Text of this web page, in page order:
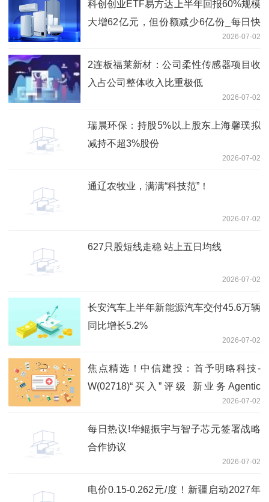
科创创业ETF易方达上半年回报60%规模
大增62亿元，但份额减少6亿份_每日快
2026-07-02
2连板福莱新材：公司柔性传感器项目收
入占公司整体收入比重极低
2026-07-02
瑞晨环保：持股5%以上股东上海馨璞拟
减持不超3%股份
2026-07-02
通辽农牧业，满满“科技范”！
2026-07-02
627只股短线走稳 站上五日均线
2026-07-02
长安汽车上半年新能源汽车交付45.6万辆
同比增长5.2%
2026-07-02
焦点精选！中信建投：首予明略科技-
W(02718)“买入”评级 新业务Agentic
2026-07-02
每日热议!华鲲振宇与智子芯元签署战略
合作协议
2026-07-02
电价0.15-0.262元/度！新疆启动2027年